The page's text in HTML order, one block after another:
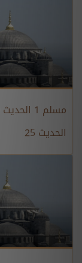
الحديث 25